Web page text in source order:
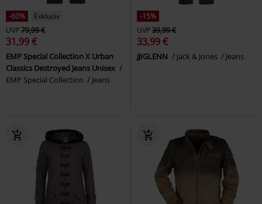
-60%
Exklusiv
UVP79,99 €
31,99 €
EMP Special Collection X Urban
Classics Destroyed Jeans Unisex
EMP Special Collection
Jeans
-15%
UVP39,99 €
33,99 €
JJIGLENN Jack & Jones Jeans